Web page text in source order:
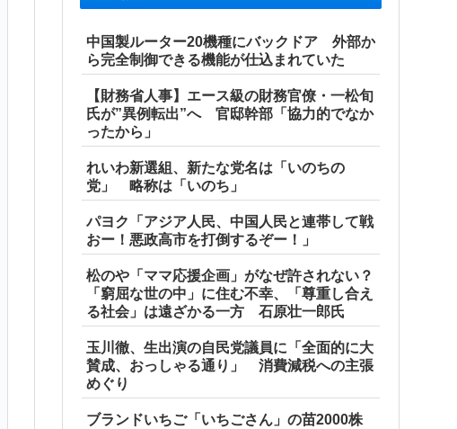
中国製ルーター20機種にバックドア 外部か
ら完全制御できる機能が仕込まれていた
【財務省人事】エース級の財務官僚・一松旬
氏が”異例転出”へ 官邸幹部「協力的でなか
ったから」
れいわ新選組、新たな党名は「いのちの
党」 略称は「いのち」
パヨク「アジア人民、中国人民と連帯して戦
おー！悪政高市を打倒するぞー！」
松のや「ママ応援企画」がなぜ許されない？
「窮屈な世の中」に住む不幸、「尊重し合え
る社会」は遠ざかる一方 石原壮一郎氏
玉川徹、生出演の自民党議員に「全面的に大
賛成、おっしゃる通り」 消費減税への主張
めぐり
ブランドいちご「いちごさん」の苗2000株